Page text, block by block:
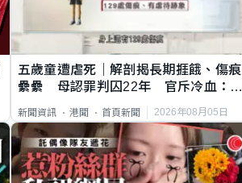
五歲童遭虐死｜解剖揭長期捱餓、傷痕
纍纍 母認罪判囚22年 官斥冷血：同
新聞資訊 港聞 首頁新聞 2026年08月05日